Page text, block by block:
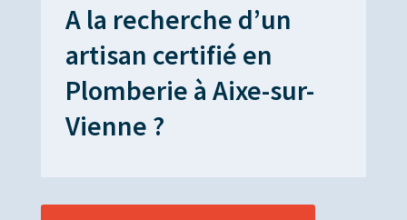
A la recherche d’un
artisan certifié en
Plomberie à Aixe-sur-
Vienne ?